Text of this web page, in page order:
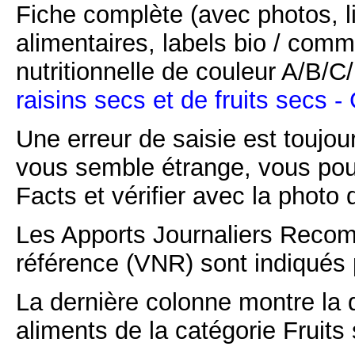
Fiche complète (avec photos,
alimentaires, labels bio /
nutritionnelle de couleur A/B/
raisins secs et de fruits secs -
Une erreur de saisie est
vous semble étrange, vous
Facts et vérifier avec la photo
Les Apports Journaliers
référence (VNR) sont
La dernière colonne montre
aliments de la catégorie Fruits